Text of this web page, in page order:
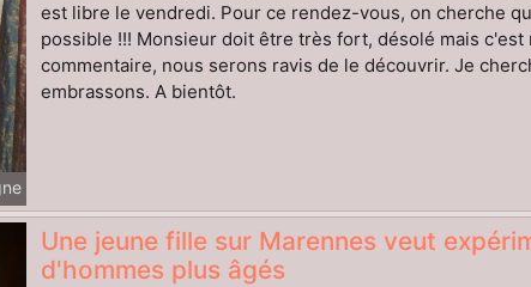
est libre le vendredi. Pour ce rendez-vous, on cherche
possible !!! Monsieur doit être très fort, désolé mais
commentaire, nous serons ravis de le découvrir. Je
embrassons. A bientôt.
Une jeune fille sur Marennes veut
d'hommes plus âgés